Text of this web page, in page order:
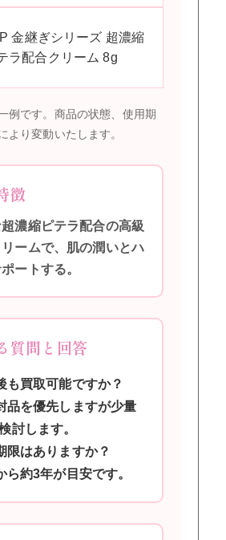
金継ぎシリーズ 超濃縮
ラ配合クリーム 8g
例です。商品の状態、使用期
より変動いたします。
徴
濃縮ピテラ配合の高級
ームで、肌の潤いとハ
ートする。
質問と回答
も買取可能ですか？
品を優先しますが少量
討します。
限はありますか？
ら約3年が目安です。